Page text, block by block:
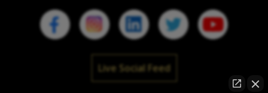
Live Social Feed